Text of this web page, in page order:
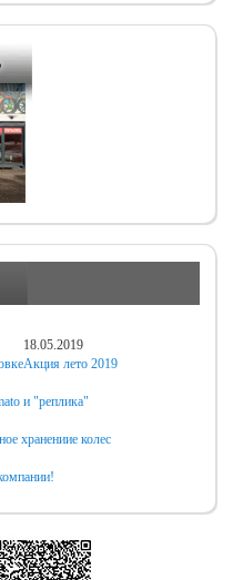
18.05.2019
Акция лето 2019
и "реплика"
хранениие колес